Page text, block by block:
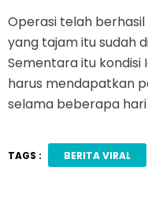
Operasi telah
yang tajam itu sudah
Sementara itu kondisi
harus mendapatkan
selama beberapa
TAGS : BERITA VIRAL